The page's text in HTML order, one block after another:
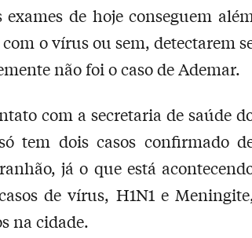
de hoje conseguem
o vírus ou sem, detectarem
não foi o caso de Ademar.
com a secretaria de saúde
tem dois casos confirmado
já o que está
de vírus, H1N1 e
na cidade.